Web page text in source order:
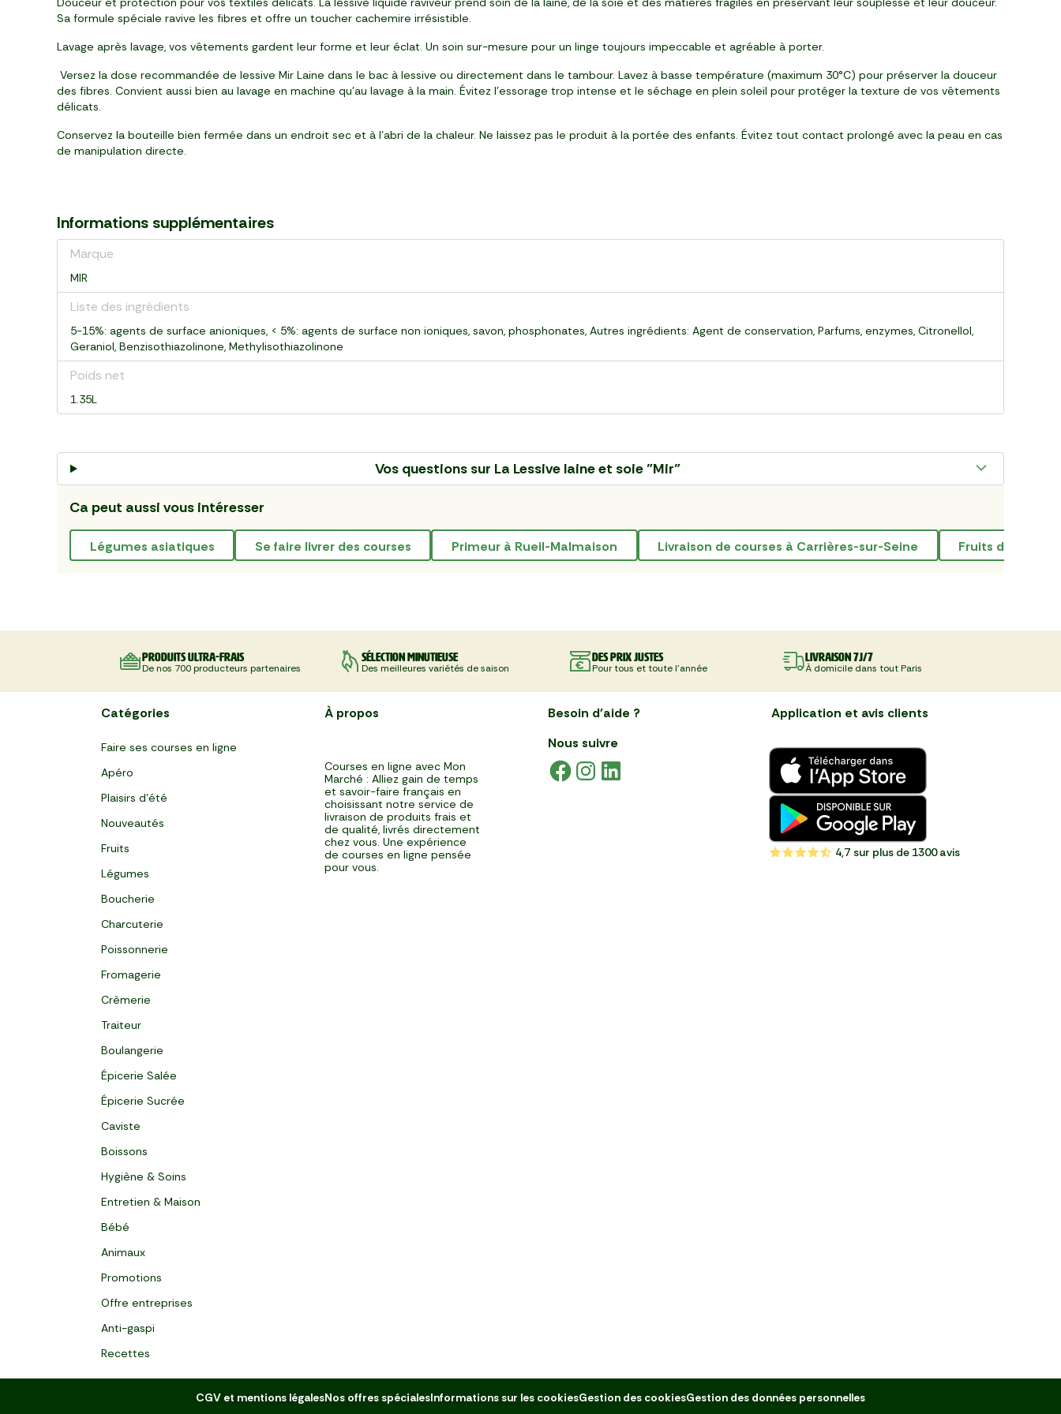
Sa formule spéciale ravive les fibres et offre un toucher cachemire irrésistible.
Lavage après lavage, vos vêtements gardent leur forme et leur éclat. Un soin sur-mesure pour un linge toujours impeccable et agréable à porter.
Versez la dose recommandée de lessive Mir Laine dans le bac à lessive ou directement dans le tambour. Lavez à basse température (maximum 30°C) pour préserver la douceur
des fibres. Convient aussi bien au lavage en machine qu'au lavage à la main. Évitez l’essorage trop intense et le séchage en plein soleil pour protéger la texture de vos vêtements
délicats.
Conservez la bouteille bien fermée dans un endroit sec et à l’abri de la chaleur. Ne laissez pas le produit à la portée des enfants. Évitez tout contact prolongé avec la peau en cas
de manipulation directe.
Informations supplémentaires
Marque
MIR
Liste des ingrédients
5-15%: agents de surface anioniques, < 5%: agents de surface non ioniques, savon, phosphonates, Autres ingrédients: Agent de conservation, Parfums, enzymes, Citronellol,
Geraniol, Benzisothiazolinone, Methylisothiazolinone
Poids net
1.35L
Vos questions sur La Lessive laine et soie "Mir"
Ca peut aussi vous intéresser
légumes asiatiques se faire livrer des courses primeur à Rueil-Malmaison livraison de courses à Carrières-sur-Seine fruits de saison
Produits ultra-frais
De nos 700 producteurs partenaires
Sélection minutieuse
Des meilleures variétés de saison
Des prix justes
Pour tous et toute l'année
Livraison 7J/7
À domicile dans tout Paris
Catégories
Faire ses courses en ligne
Apéro
Plaisirs d'été
Nouveautés
Fruits
Légumes
Boucherie
Charcuterie
Poissonnerie
Fromagerie
Crèmerie
Traiteur
Boulangerie
Épicerie Salée
Épicerie Sucrée
Caviste
Boissons
Hygiène & Soins
Entretien & Maison
Bébé
Animaux
Promotions
Offre entreprises
Anti-gaspi
Recettes
À propos
Courses en ligne avec Mon
Marché : Alliez gain de temps
et savoir-faire français en
choisissant notre service de
livraison de produits frais et
de qualité, livrés directement
chez vous. Une expérience
de courses en ligne pensée
pour vous.
Besoin d'aide ?
Nous suivre
Application et avis clients
4,7 sur plus de 1300 avis
CGV et mentions légalesNos offres spécialesInformations sur les cookiesGestion des cookiesGestion des données personnelles